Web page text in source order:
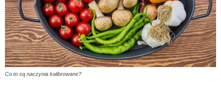
Co to są naczynia kalibrowane?